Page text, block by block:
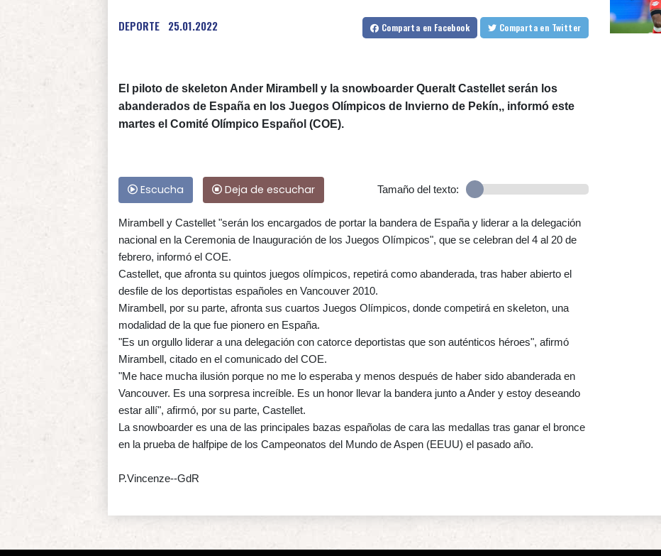
DEPORTE 25.01.2022 Comparta en Facebook Comparta en Twitter
El piloto de skeleton Ander Mirambell y la snowboarder Queralt Castellet serán los
abanderados de España en los Juegos Olímpicos de Invierno de Pekín,, informó este
martes el Comité Olímpico Español (COE).
Escucha Deja de escuchar Tamaño del texto:
Mirambell y Castellet "serán los encargados de portar la bandera de España y liderar a la delegación
nacional en la Ceremonia de Inauguración de los Juegos Olímpicos", que se celebran del 4 al 20 de
febrero, informó el COE.
Castellet, que afronta su quintos juegos olímpicos, repetirá como abanderada, tras haber abierto el
desfile de los deportistas españoles en Vancouver 2010.
Mirambell, por su parte, afronta sus cuartos Juegos Olímpicos, donde competirá en skeleton, una
modalidad de la que fue pionero en España.
"Es un orgullo liderar a una delegación con catorce deportistas que son auténticos héroes", afirmó
Mirambell, citado en el comunicado del COE.
"Me hace mucha ilusión porque no me lo esperaba y menos después de haber sido abanderada en
Vancouver. Es una sorpresa increíble. Es un honor llevar la bandera junto a Ander y estoy deseando
estar allí", afirmó, por su parte, Castellet.
La snowboarder es una de las principales bazas españolas de cara las medallas tras ganar el bronce
en la prueba de halfpipe de los Campeonatos del Mundo de Aspen (EEUU) el pasado año.
P.Vincenze--GdR